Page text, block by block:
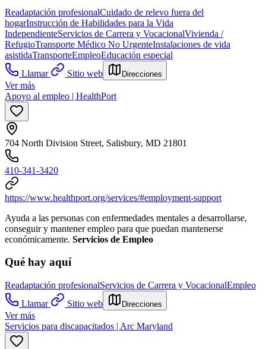
Readaptación profesionalCuidado de relevo fuera del
hogarInstrucción de Habilidades para la Vida
IndependienteServicios de Carrera y VocacionalVivienda /
RefugioTransporte Médico No UrgenteInstalaciones de vida
asistidaTransporteEmpleoEducación especial
Llamar
Sitio web Direcciones
Ver más
Apoyo al empleo | HealthPort
704 North Division Street, Salisbury, MD 21801
410-341-3420
https://www.healthport.org/services/#employment-support
Ayuda a las personas con enfermedades mentales a desarrollarse,
conseguir y mantener empleo para que puedan mantenerse
económicamente. Servicios de Empleo
Qué hay aquí
Readaptación profesionalServicios de Carrera y VocacionalEmpleo
Llamar
Sitio web Direcciones
Ver más
Servicios para discapacitados | Arc Maryland